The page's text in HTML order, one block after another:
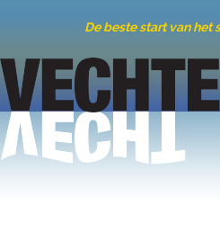
De beste start van het